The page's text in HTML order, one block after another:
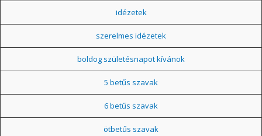
idézetek
szerelmes idézetek
boldog születésnapot kívánok
5 betűs szavak
6 betűs szavak
ötbetűs szavak